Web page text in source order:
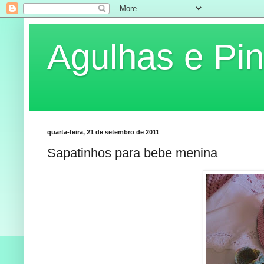
Agulhas e
quarta-feira, 21 de setembro de 2011
Sapatinhos para bebe menina